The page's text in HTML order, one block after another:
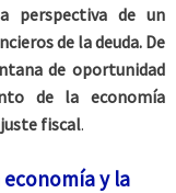
perspectiva de un
de la deuda. De
de oportunidad
de la economía
fiscal.
y la